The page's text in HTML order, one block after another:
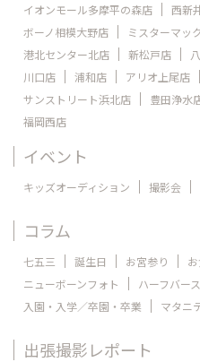
イオンモール多摩平の森店
西新
ボーノ相模大野店
ミスターマッ
港北センター北店
新松戸店
川口店
浦和店 アリオ上尾店
サンストリート浜北店
豊田浄水
福岡西店
イベント
キッズオーディション 撮影会
コラム
七五三 誕生日 お宮参り
ニューボーンフォト
ハーフバー
入園・入学／卒園・卒業
マタニ
出張撮影レポート